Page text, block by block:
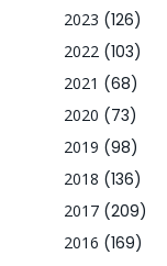
2023 (126)
2022 (103)
2021 (68)
2020 (73)
2019 (98)
2018 (136)
2017 (209)
2016 (169)